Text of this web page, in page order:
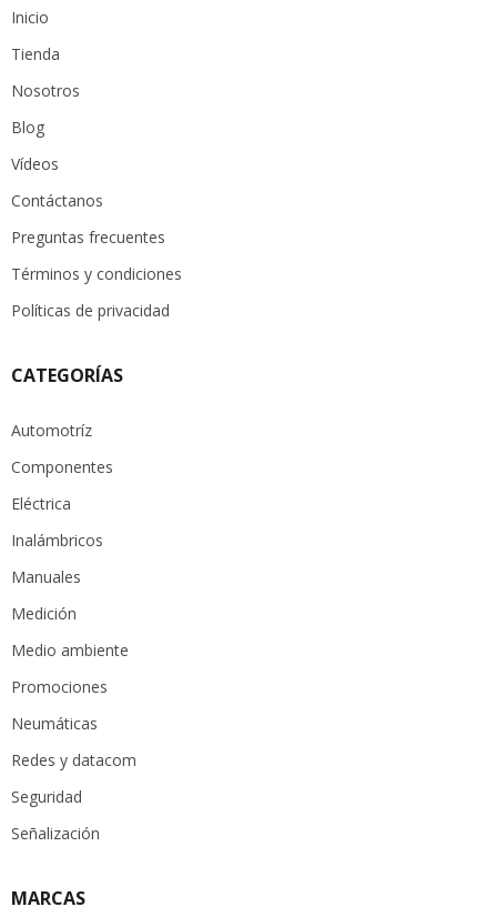
Inicio
Tienda
Nosotros
Blog
Vídeos
Contáctanos
Preguntas frecuentes
Términos y condiciones
Políticas de privacidad
CATEGORÍAS
Automotríz
Componentes
Eléctrica
Inalámbricos
Manuales
Medición
Medio ambiente
Promociones
Neumáticas
Redes y datacom
Seguridad
Señalización
MARCAS